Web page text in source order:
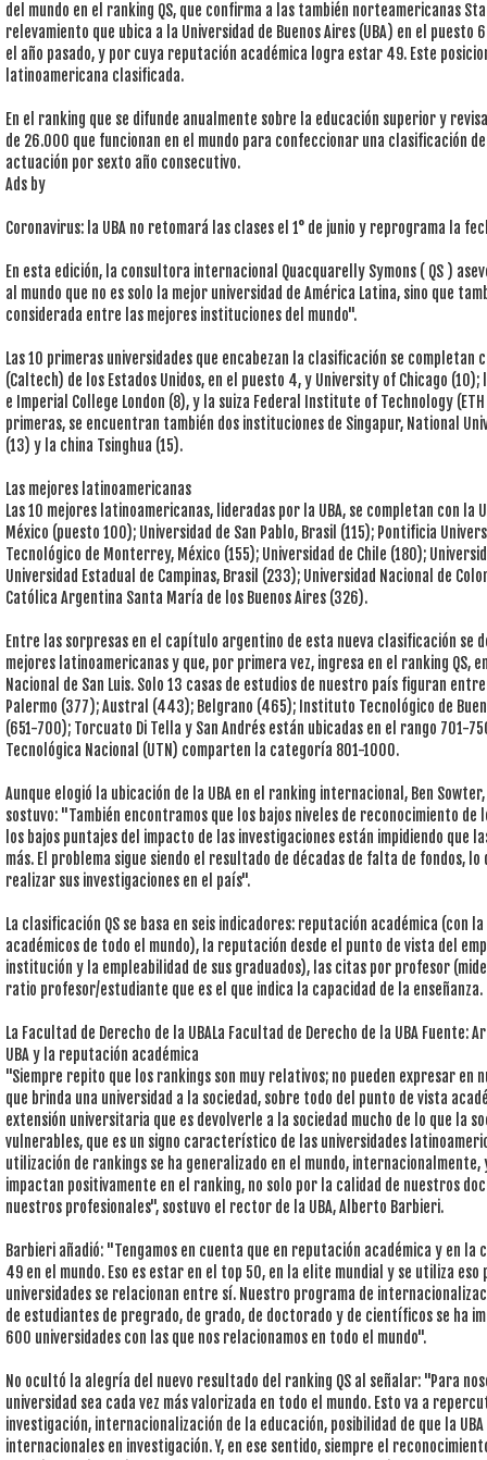
del mundo en el ranking QS, que confirma a las también norteamericanas
relevamiento que ubica a la Universidad de Buenos Aires (UBA) en el puesto
el año pasado, y por cuya reputación académica logra estar 49. Este
latinoamericana clasificada.
En el ranking que se difunde anualmente sobre la educación superior y
de 26.000 que funcionan en el mundo para confeccionar una clasificación
actuación por sexto año consecutivo.
Ads by
Coronavirus: la UBA no retomará las clases el 1° de junio y reprograma la
En esta edición, la consultora internacional Quacquarelly Symons ( QS )
al mundo que no es solo la mejor universidad de América Latina, sino que
considerada entre las mejores instituciones del mundo".
Las 10 primeras universidades que encabezan la clasificación se
(Caltech) de los Estados Unidos, en el puesto 4, y University of Chicago
e Imperial College London (8), y la suiza Federal Institute of Technology
primeras, se encuentran también dos instituciones de Singapur, National
(13) y la china Tsinghua (15).
Las mejores latinoamericanas
Las 10 mejores latinoamericanas, lideradas por la UBA, se completan con la
México (puesto 100); Universidad de San Pablo, Brasil (115); Pontificia
Tecnológico de Monterrey, México (155); Universidad de Chile (180);
Universidad Estadual de Campinas, Brasil (233); Universidad Nacional de
Católica Argentina Santa María de los Buenos Aires (326).
Entre las sorpresas en el capítulo argentino de esta nueva clasificación se
mejores latinoamericanas y que, por primera vez, ingresa en el ranking QS,
Nacional de San Luis. Solo 13 casas de estudios de nuestro país figuran
Palermo (377); Austral (443); Belgrano (465); Instituto Tecnológico de
(651-700); Torcuato Di Tella y San Andrés están ubicadas en el rango 701-
Tecnológica Nacional (UTN) comparten la categoría 801-1000.
Aunque elogió la ubicación de la UBA en el ranking internacional, Ben
sostuvo: "También encontramos que los bajos niveles de reconocimiento
los bajos puntajes del impacto de las investigaciones están impidiendo que
más. El problema sigue siendo el resultado de décadas de falta de fondos, lo
realizar sus investigaciones en el país".
La clasificación QS se basa en seis indicadores: reputación académica (con
académicos de todo el mundo), la reputación desde el punto de vista del
institución y la empleabilidad de sus graduados), las citas por profesor
ratio profesor/estudiante que es el que indica la capacidad de la enseñanza.
La Facultad de Derecho de la UBALa Facultad de Derecho de la UBA Fuente:
UBA y la reputación académica
"Siempre repito que los rankings son muy relativos; no pueden expresar en
que brinda una universidad a la sociedad, sobre todo del punto de vista
extensión universitaria que es devolverle a la sociedad mucho de lo que la
vulnerables, que es un signo característico de las universidades
utilización de rankings se ha generalizado en el mundo,
impactan positivamente en el ranking, no solo por la calidad de nuestros
nuestros profesionales", sostuvo el rector de la UBA, Alberto Barbieri.
Barbieri añadió: "Tengamos en cuenta que en reputación académica y en la
49 en el mundo. Eso es estar en el top 50, en la elite mundial y se utiliza eso
universidades se relacionan entre sí. Nuestro programa de
de estudiantes de pregrado, de grado, de doctorado y de científicos se ha
600 universidades con las que nos relacionamos en todo el mundo".
No ocultó la alegría del nuevo resultado del ranking QS al señalar: "Para
universidad sea cada vez más valorizada en todo el mundo. Esto va a
investigación, internacionalización de la educación, posibilidad de que la
internacionales en investigación. Y, en ese sentido, siempre el